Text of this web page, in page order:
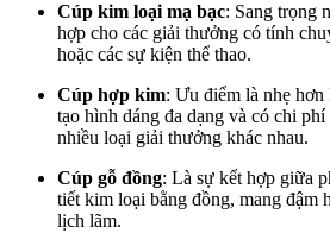
Cúp kim loại mạ bạc: Sang trọng
hợp cho các giải thưởng có tính
hoặc các sự kiện thể thao.
Cúp hợp kim: Ưu điểm là nhẹ
tạo hình dáng đa dạng và có chi
nhiều loại giải thưởng khác nhau.
Cúp gỗ đồng: Là sự kết hợp giữa
tiết kim loại bằng đồng, mang đậm
lịch lãm.